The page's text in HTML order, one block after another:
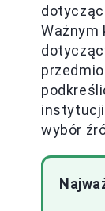
wybór